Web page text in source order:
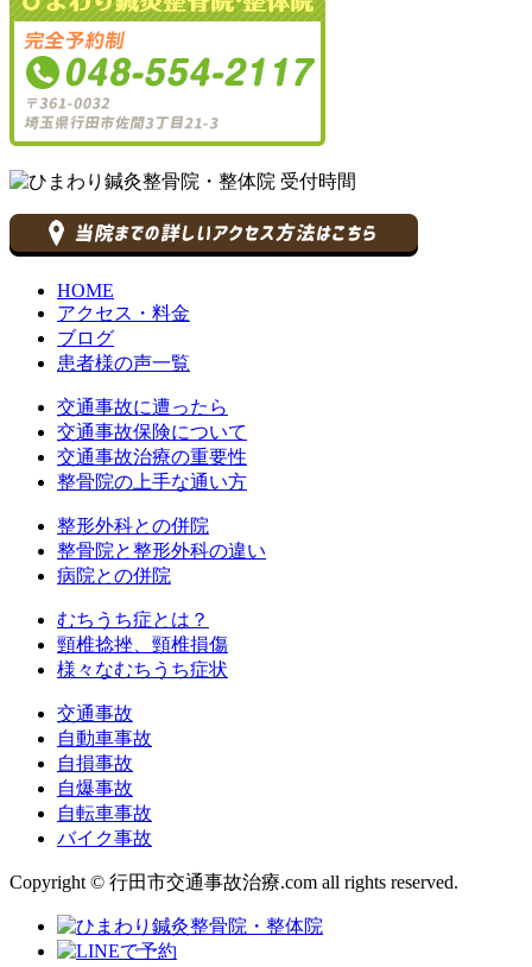
HOME
アクセス・料金
ブログ
患者様の声一覧
交通事故に遭ったら
交通事故保険について
交通事故治療の重要性
整骨院の上手な通い方
整形外科との併院
整骨院と整形外科の違い
病院との併院
むちうち症とは？
頸椎捻挫、頸椎損傷
様々なむちうち症状
交通事故
自動車事故
自損事故
自爆事故
自転車事故
バイク事故
Copyright © 行田市交通事故治療.com all rights reserved.